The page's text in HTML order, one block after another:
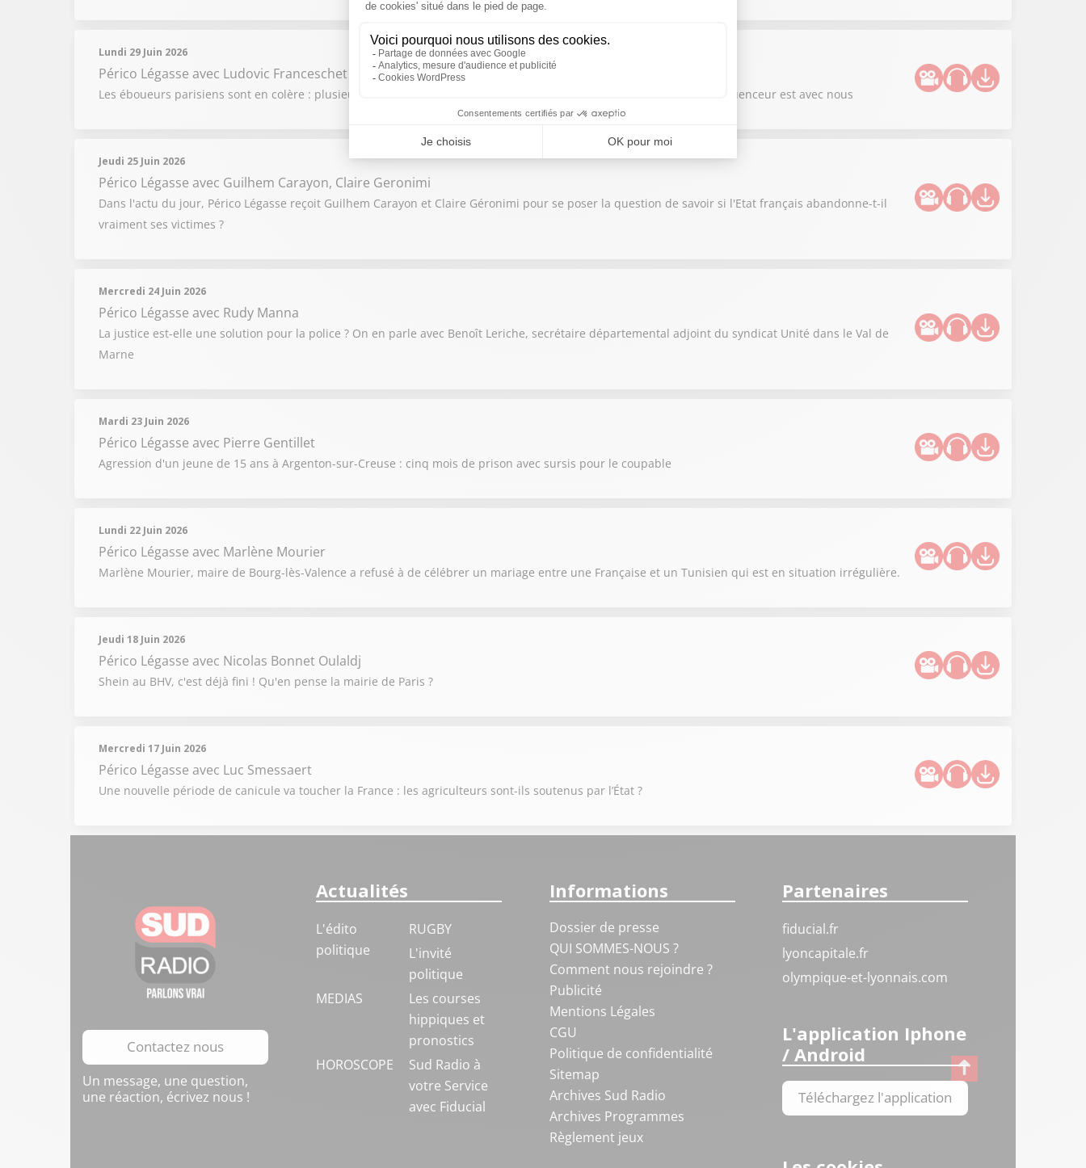
Lundi 29 Juin 2026
Périco Légasse avec Ludovic Franceschet
Les éboueurs parisiens sont en colère : plusieurs sont en situation de burn-out. Ludovic Franceschet, éboueur et influenceur est avec nous
Jeudi 25 Juin 2026
Périco Légasse avec Guilhem Carayon, Claire Geronimi
Dans l'actu du jour, Périco Légasse reçoit Guilhem Carayon et Claire Géronimi pour se poser la question de savoir si l'Etat français abandonne-t-il
vraiment ses victimes ?
Mercredi 24 Juin 2026
Périco Légasse avec Rudy Manna
La justice est-elle une solution pour la police ? On en parle avec Benoît Leriche, secrétaire départemental adjoint du syndicat Unité dans le Val de
Marne
Mardi 23 Juin 2026
Périco Légasse avec Pierre Gentillet
Agression d'un jeune de 15 ans à Argenton-sur-Creuse : cinq mois de prison avec sursis pour le coupable
Lundi 22 Juin 2026
Périco Légasse avec Marlène Mourier
Marlène Mourier, maire de Bourg-lès-Valence a refusé à de célébrer un mariage entre une Française et un Tunisien qui est en situation irrégulière.
Jeudi 18 Juin 2026
Périco Légasse avec Nicolas Bonnet Oulaldj
Shein au BHV, c'est déjà fini ! Qu'en pense la mairie de Paris ?
Mercredi 17 Juin 2026
Périco Légasse avec Luc Smessaert
Une nouvelle période de canicule va toucher la France : les agriculteurs sont-ils soutenus par l’État ?
Contactez nous
Un message, une question,
une réaction, écrivez nous !
Actualités
L'édito
politique
RUGBY
L'invité
politique
MEDIAS
Les courses
hippiques et
pronostics
HOROSCOPE
Sud Radio à
votre Service
avec Fiducial
Informations
Dossier de presse
QUI SOMMES-NOUS ?
Comment nous rejoindre ?
Publicité
Mentions Légales
CGU
Politique de confidentialité
Sitemap
Archives Sud Radio
Archives Programmes
Règlement jeux
Partenaires
fiducial.fr
lyoncapitale.fr
olympique-et-lyonnais.com
L'application Iphone
/ Android
Téléchargez l'application